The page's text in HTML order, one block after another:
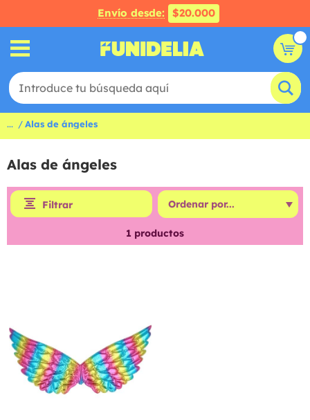
Envío desde: $20.000
... Alas de ángeles
Alas de ángeles
Filtrar
1 productos